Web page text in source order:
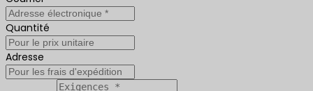
Quantité
Adresse